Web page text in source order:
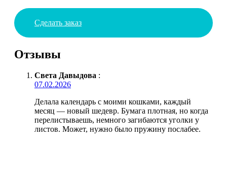
Сделать заказ
Отзывы
Света Давыдова :
07.02.2026
Делала календарь с моими кошками, каждый
месяц — новый шедевр. Бумага плотная, но когда
перелистываешь, немного загибаются уголки у
листов. Может, нужно было пружину послабее.